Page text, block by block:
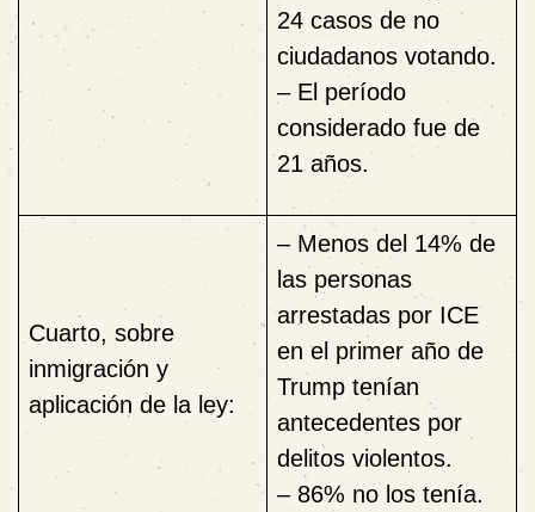
24 casos de no
ciudadanos votando.
– El período
considerado fue de
21 años.
Cuarto, sobre
inmigración y
aplicación de la ley:
– Menos del 14% de
las personas
arrestadas por ICE
en el primer año de
Trump tenían
antecedentes por
delitos violentos.
– 86% no los tenía.